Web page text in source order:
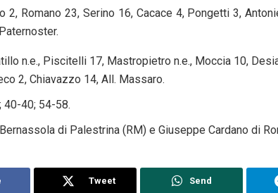
2, Romano 23, Serino 16, Cacace 4, Pongetti 3,
n.e., Piscitelli 17, Mastropietro n.e., Moccia 10,
2, Chiavazzo 14, All. Massaro.
40-40; 54-58.
di Palestrina (RM) e Giuseppe Cardano di
Tweet Send